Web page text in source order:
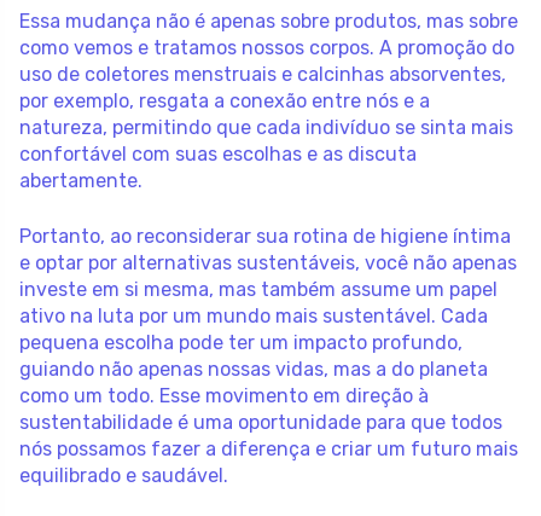
Essa mudança não é apenas sobre produtos, mas sobre
como vemos e tratamos nossos corpos. A promoção do
uso de coletores menstruais e calcinhas absorventes,
por exemplo, resgata a conexão entre nós e a
natureza, permitindo que cada indivíduo se sinta mais
confortável com suas escolhas e as discuta
abertamente.
Portanto, ao reconsiderar sua rotina de higiene íntima
e optar por alternativas sustentáveis, você não apenas
investe em si mesma, mas também assume um papel
ativo na luta por um mundo mais sustentável. Cada
pequena escolha pode ter um impacto profundo,
guiando não apenas nossas vidas, mas a do planeta
como um todo. Esse movimento em direção à
sustentabilidade é uma oportunidade para que todos
nós possamos fazer a diferença e criar um futuro mais
equilibrado e saudável.